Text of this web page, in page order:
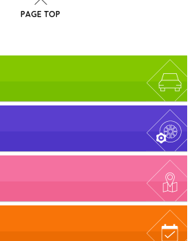
PAGE TOP